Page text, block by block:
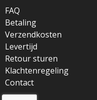
FAQ
Betaling
Verzendkosten
Levertijd
Retour sturen
Klachtenregeling
Contact